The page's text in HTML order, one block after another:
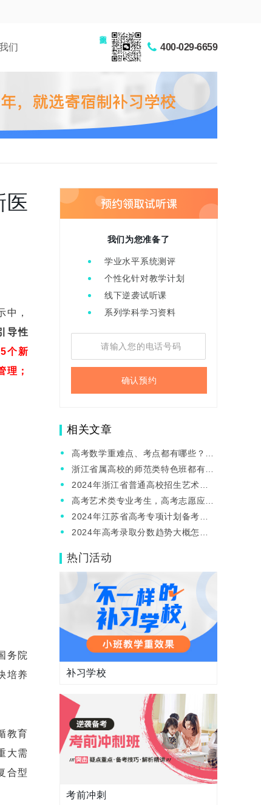
们 400-029-6659
医
，
导性
个新
；
务院
培养
教育
大需
合型
我们为您准备了
学业水平系统测评
个性化针对教学计划
线下逆袭试听课
系列学科学习资料
确认预约
相关文章
高考数学重难点、考点都有哪些？汇
总合集，高三学生必看！
浙江省属高校的师范类特色班都有哪
些？主要的侧重点在哪里？
2024年浙江省普通高校招生艺术类
专业省统考合格分数线发布！附成绩
查询方式！
高考艺术类专业考生，高考志愿应该
如何填报？
2024年江苏省高考专项计划备考指
南！高三学生必看系列！
2024年高考录取分数趋势大概怎么
热门活动
补习学校
考前冲刺